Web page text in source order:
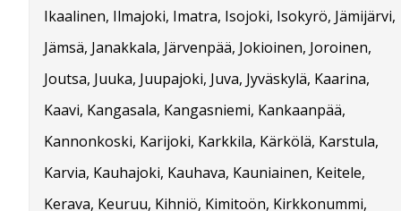
Ikaalinen, Ilmajoki, Imatra, Isojoki, Isokyrö, Jämijärvi,
Jämsä, Janakkala, Järvenpää, Jokioinen, Joroinen,
Joutsa, Juuka, Juupajoki, Juva, Jyväskylä, Kaarina,
Kaavi, Kangasala, Kangasniemi, Kankaanpää,
Kannonkoski, Karijoki, Karkkila, Kärkölä, Karstula,
Karvia, Kauhajoki, Kauhava, Kauniainen, Keitele,
Kerava, Keuruu, Kihniö, Kimitoön, Kirkkonummi,